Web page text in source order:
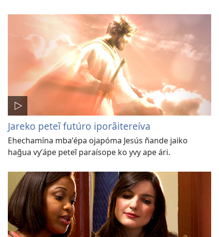
Jareko peteĩ futúro iporãitereíva
Ehechamína mbaʼépa ojapóma Jesús ñande jaiko
hag̃ua vyʼápe peteĩ paraísope ko yvy ape ári.